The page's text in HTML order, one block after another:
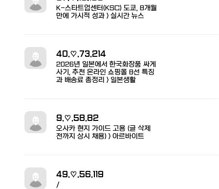
K-스타트업센터(KSC) 도쿄, 8개월
만에 가시적 성과 > 실시간 뉴스
40.♡.73.214
2026년 일본에서 한국화장품 싸게
사기, 추천 온라인 쇼핑몰 8선 특징
과 배송료 총정리 > 일본생활
9.♡.58.82
오사카 현지 가이드 고용 (글 삭제
전까지 상시 채용) > 아르바이트
49.♡.56.119
/